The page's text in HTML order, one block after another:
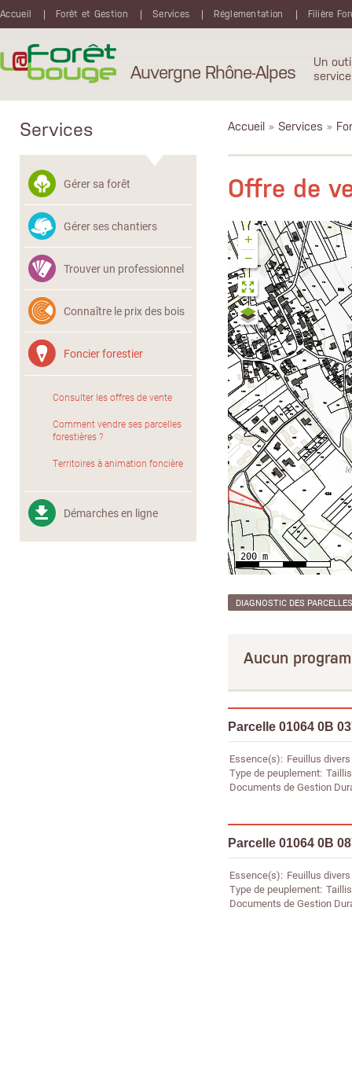
Accueil
Forêt et Gestion Services Réglementation Filière
Auvergne Rhône-Alpes
Un
Services
Gérer sa forêt
Gérer ses chantiers
Trouver un professionnel
Connaître le prix des bois
Foncier forestier
Consulter les offres de vente
Comment vendre ses parcelles
forestières ?
Territoires à animation foncière
Démarches en ligne
Accueil » Services »
Offre de
+
−
DIAGNOSTIC DES PARCELLES
Aucun
Parcelle 01064 0B
Essence(s) Feuillus divers
Type de peuplement Taillis
Documents de Gestion
Parcelle 01064 0B
Essence(s) Feuillus divers
Type de peuplement Taillis
Documents de Gestion